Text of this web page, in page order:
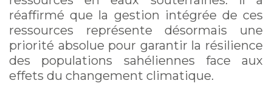
réaffirmé que la gestion intégrée de ces
ressources représente désormais une
priorité absolue pour garantir la résilience
des populations sahéliennes face aux
effets du changement climatique.